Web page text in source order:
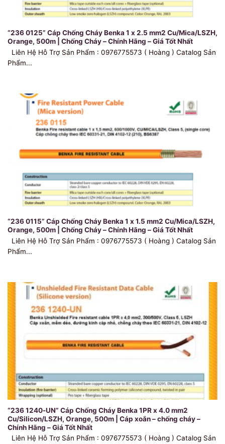
“236 0125” Cáp Chống Cháy Benka 1 x 2.5 mm2 Cu/Mica/LSZH,
Orange, 500m | Chống Cháy – Chính Hãng – Giá Tốt Nhất
Liên Hệ Hỗ Trợ Sản Phẩm : 0976775573 ( Hoàng ) Catalog Sản
Phẩm...
“236 0115” Cáp Chống Cháy Benka 1 x 1.5 mm2 Cu/Mica/LSZH,
Orange, 500m | Chống Cháy – Chính Hãng – Giá Tốt Nhất
Liên Hệ Hỗ Trợ Sản Phẩm : 0976775573 ( Hoàng ) Catalog Sản
Phẩm...
“236 1240-UN” Cáp Chống Cháy Benka 1PR x 4.0 mm2
Cu/Silicon/LSZH, Orange, 500m | Cáp xoắn – chống cháy –
Chính Hãng – Giá Tốt Nhất
Liên Hệ Hỗ Trợ Sản Phẩm : 0976775573 ( Hoàng ) Catalog Sản